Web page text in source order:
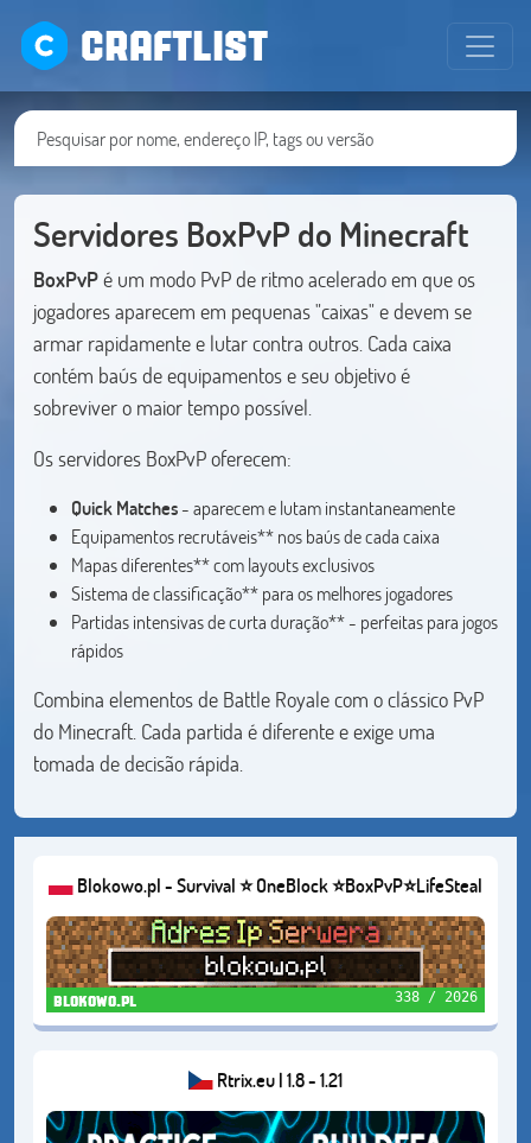
CRAFTLIST
Servidores BoxPvP do Minecraft
BoxPvPé um modo PvP de ritmo acelerado em que os
jogadores aparecem em pequenas "caixas" e devem se
armar rapidamente e lutar contra outros. Cada caixa
contém baús de equipamentos e seu objetivo é
sobreviver o maior tempo possível.
Os servidores BoxPvP oferecem:
Quick Matches- aparecem e lutam instantaneamente
Equipamentos recrutáveis** nos baús de cada caixa
Mapas diferentes** com layouts exclusivos
Sistema de classificação** para os melhores jogadores
Partidas intensivas de curta duração** - perfeitas para jogos
rápidos
Combina elementos de Battle Royale com o clássico PvP
do Minecraft. Cada partida é diferente e exige uma
tomada de decisão rápida.
Blokowo.pl - Survival ⭐ OneBlock ⭐BoxPvP⭐LifeSteal
blokowo.pl 338 / 2026
Rtrix.eu | 1.8 - 1.21